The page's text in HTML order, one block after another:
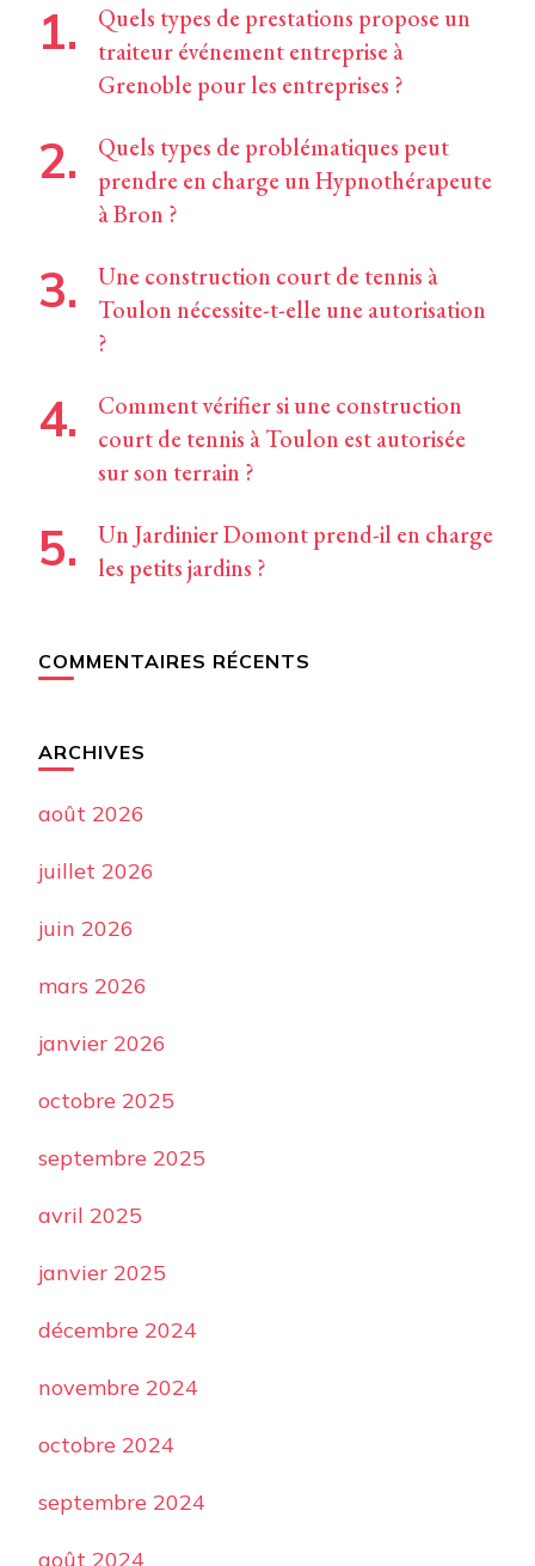
Quels types de prestations propose un
traiteur événement entreprise à
Grenoble pour les entreprises ?
Quels types de problématiques peut
prendre en charge un Hypnothérapeute
à Bron ?
Une construction court de tennis à
Toulon nécessite-t-elle une autorisation
?
Comment vérifier si une construction
court de tennis à Toulon est autorisée
sur son terrain ?
Un Jardinier Domont prend-il en charge
les petits jardins ?
COMMENTAIRES RÉCENTS
ARCHIVES
août 2026
juillet 2026
juin 2026
mars 2026
janvier 2026
octobre 2025
septembre 2025
avril 2025
janvier 2025
décembre 2024
novembre 2024
octobre 2024
septembre 2024
août 2024